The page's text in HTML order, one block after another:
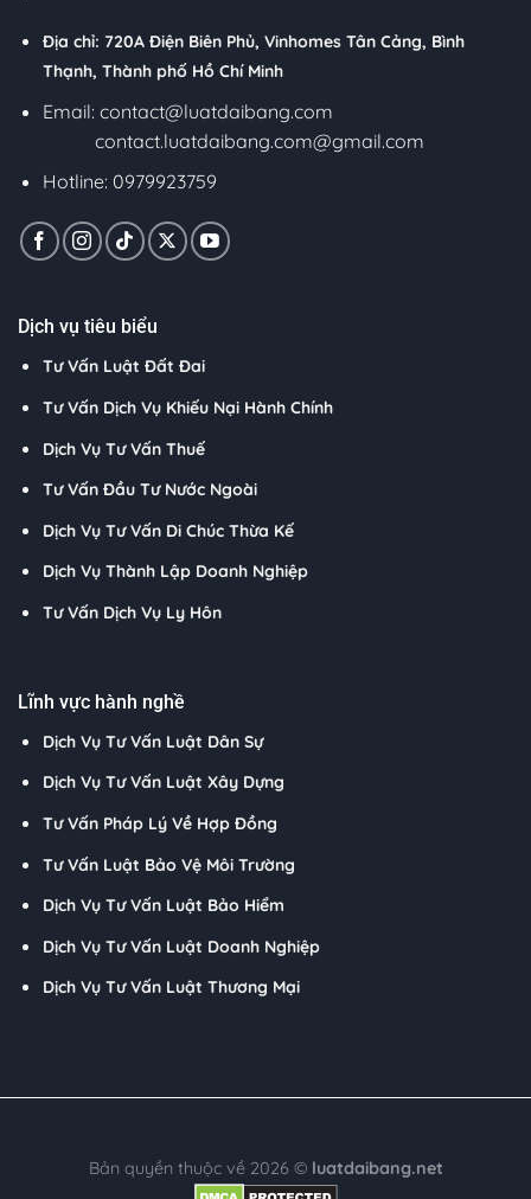
Địa chỉ: 720A Điện Biên Phủ, Vinhomes Tân Cảng, Bình
Thạnh, Thành phố Hồ Chí Minh
Email: contact@luatdaibang.com
contact.luatdaibang.com@gmail.com
Hotline: 0979923759
Dịch vụ tiêu biểu
Tư Vấn Luật Đất Đai
Tư Vấn Dịch Vụ Khiếu Nại Hành Chính
Dịch Vụ Tư Vấn Thuế
Tư Vấn Đầu Tư Nước Ngoài
Dịch Vụ Tư Vấn Di Chúc Thừa Kế
Dịch Vụ Thành Lập Doanh Nghiệp
Tư Vấn Dịch Vụ Ly Hôn
Lĩnh vực hành nghề
Dịch Vụ Tư Vấn Luật Dân Sự
Dịch Vụ Tư Vấn Luật Xây Dựng
Tư Vấn Pháp Lý Về Hợp Đồng
Tư Vấn Luật Bảo Vệ Môi Trường
Dịch Vụ Tư Vấn Luật Bảo Hiểm
Dịch Vụ Tư Vấn Luật Doanh Nghiệp
Dịch Vụ Tư Vấn Luật Thương Mại
Bản quyền thuộc về 2026 © luatdaibang.net